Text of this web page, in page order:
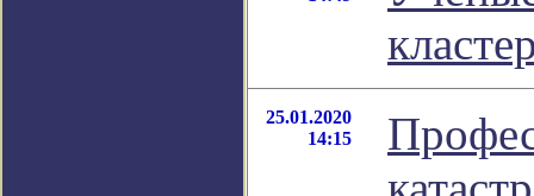
25.01.2020
14:15